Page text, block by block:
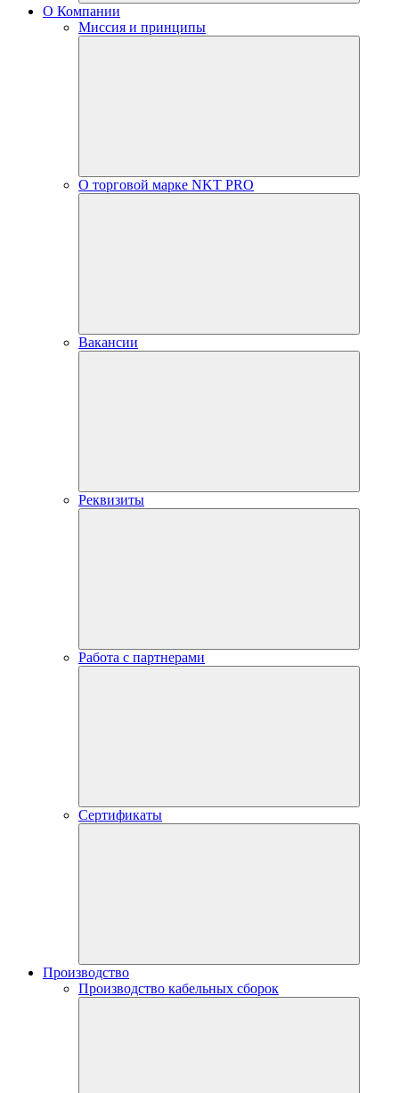
О Компании
Миссия и принципы
О торговой марке NKT PRO
Вакансии
Реквизиты
Работа с партнерами
Сертификаты
Производство
Производство кабельных сборок